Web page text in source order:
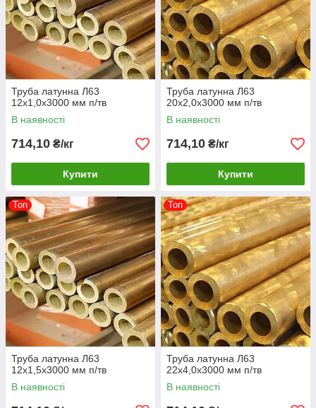
Труба латунна Л63
12х1,0х3000 мм п/тв
В наявності
714,10 ₴/кг
Купити
Труба латунна Л63
20х2,0х3000 мм п/тв
В наявності
714,10 ₴/кг
Купити
Топ
Труба латунна Л63
12х1,5х3000 мм п/тв
В наявності
Топ
Труба латунна Л63
22х4,0х3000 мм п/тв
В наявності